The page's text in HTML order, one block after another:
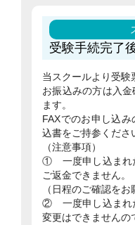
受験手続完了
当スクールより受験
お振込みの方は入
ます。
FAXでのお申し込
込書をご持参くださ
（注意事項）
① 一度申し込まれ
ご返金できません。
（日程のご確認をお
② 一度申し込まれ
変更はできませんの